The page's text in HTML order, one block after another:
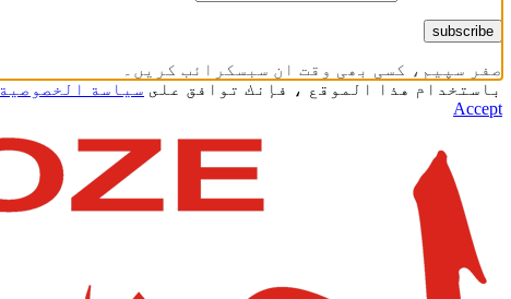
صفر سپیم، کسی بھی وقت ان سبسکرائب کریں۔
باستخدام هذا الموقع ، فإنك توافق على سياسة الخصوصية
Accept